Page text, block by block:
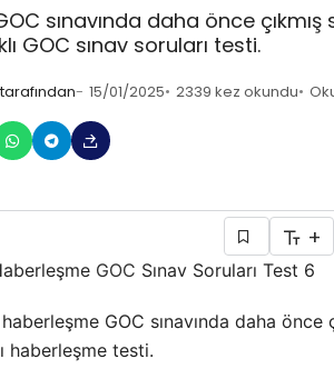
sınavında daha önce
GOC sınav soruları testi.
tarafından 15/01/2025 2339 kez okundu
+
GOC Sınav Soruları Test 6
GOC sınavında daha
haberleşme testi.